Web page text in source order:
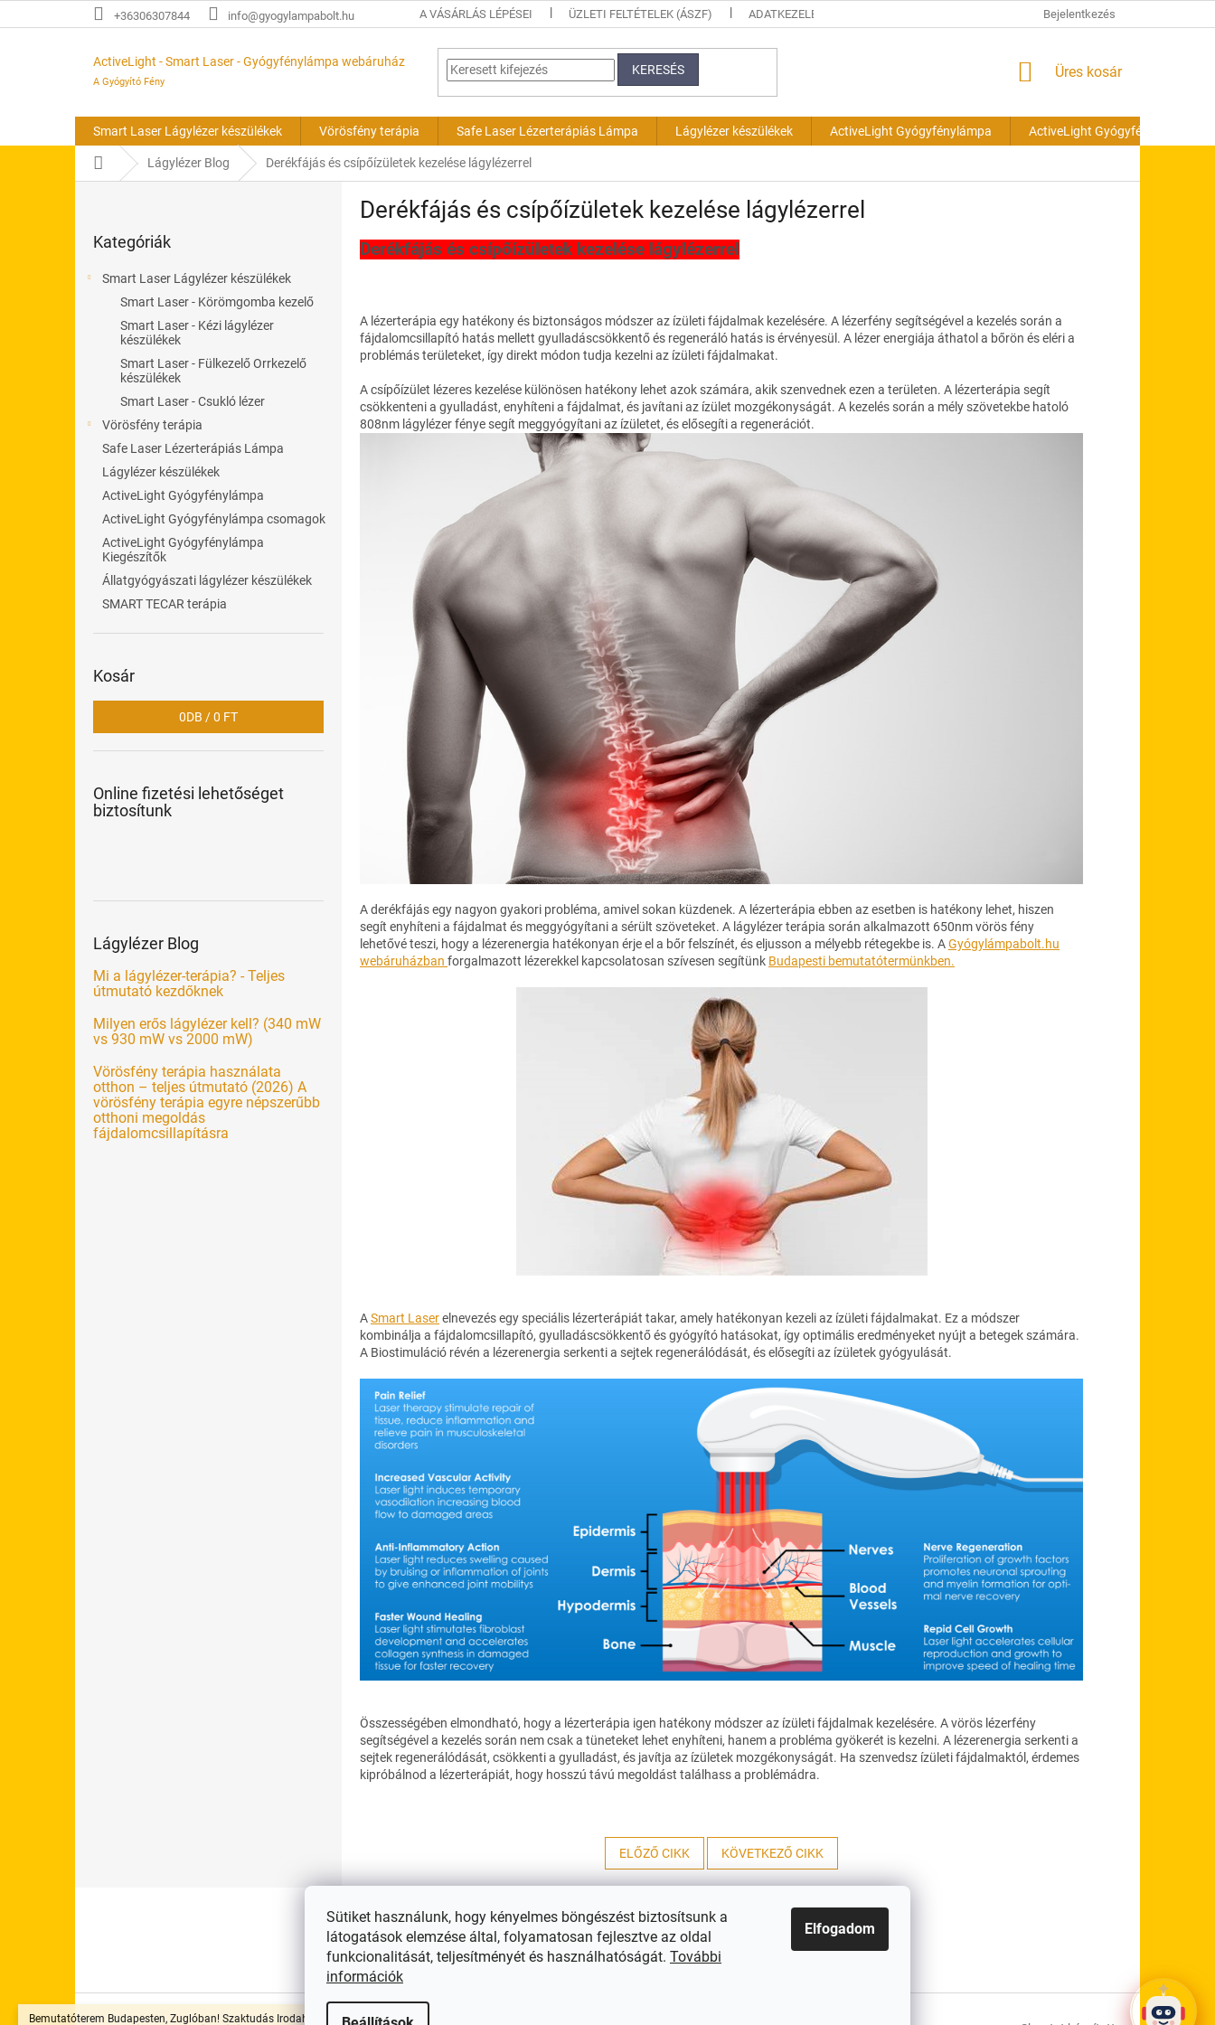
Sütiket használunk, hogy kényelmes böngészést biztosítsunk a
látogatások elemzése által, folyamatosan fejlesztve az oldal
funkcionalitását, teljesítményét és használhatóságát. További
információk
Elfogadom
a
Bemutatóterem Budapesten, Zuglóban! Szaktudás Irodaház Terápia és
+36306307844 info@gyogylampabolt.hu A VÁSÁRLÁS LÉPÉSEI ÜZLETI FELTÉTELEK (ÁSZF) ADATKEZELÉSI TÁJÉKOZTATÓ Bejelentkezés
ActiveLight - Smart Laser - Gyógyfénylámpa webáruház
A Gyógyító Fény
KERESÉS KOSÁR
Üres kosár
Smart Laser Lágylézer készülékek Vörösfény terápia Safe Laser Lézerterápiás Lámpa Lágylézer készülékek ActiveLight Gyógyfénylámpa ActiveLight Gyógyfénylámpa
KezdőlapLágylézer Blog Derékfájás és csípőízületek kezelése lágylézerrel
átugrása
Kategóriák
Smart Laser Lágylézer készülékek
Smart Laser - Körömgomba kezelő
Smart Laser - Kézi lágylézer
készülékek
Smart Laser - Fülkezelő Orrkezelő
készülékek
Smart Laser - Csukló lézer
Vörösfény terápia
Safe Laser Lézerterápiás Lámpa
Lágylézer készülékek
ActiveLight Gyógyfénylámpa
ActiveLight Gyógyfénylámpa csomagok
ActiveLight Gyógyfénylámpa
Kiegészítők
Állatgyógyászati lágylézer készülékek
SMART TECAR terápia
Kosár
0DB /0 FT
Online fizetési lehetőséget
biztosítunk
Lágylézer Blog
Mi a lágylézer-terápia? - Teljes
útmutató kezdőknek
Milyen erős lágylézer kell? (340 mW
vs 930 mW vs 2000 mW)
Vörösfény terápia használata
otthon – teljes útmutató (2026) A
vörösfény terápia egyre népszerűbb
otthoni megoldás
fájdalomcsillapításra
Derékfájás és csípőízületek kezelése lágylézerrel
Derékfájás és csípőízületek kezelése lágylézerrel
A lézerterápia egy hatékony és biztonságos módszer az ízületi fájdalmak kezelésére. A lézerfény segítségével a kezelés során a
fájdalomcsillapító hatás mellett gyulladáscsökkentő és regeneráló hatás is érvényesül. A lézer energiája áthatol a bőrön és eléri a
problémás területeket, így direkt módon tudja kezelni az ízületi fájdalmakat.
A csípőízület lézeres kezelése különösen hatékony lehet azok számára, akik szenvednek ezen a területen. A lézerterápia segít
csökkenteni a gyulladást, enyhíteni a fájdalmat, és javítani az ízület mozgékonyságát. A kezelés során a mély szövetekbe hatoló
808nm lágylézer fénye segít meggyógyítani az ízületet, és elősegíti a regenerációt.
A derékfájás egy nagyon gyakori probléma, amivel sokan küzdenek. A lézerterápia ebben az esetben is hatékony lehet, hiszen
segít enyhíteni a fájdalmat és meggyógyítani a sérült szöveteket. A lágylézer terápia során alkalmazott 650nm vörös fény
lehetővé teszi, hogy a lézerenergia hatékonyan érje el a bőr felszínét, és eljusson a mélyebb rétegekbe is. AGyógylámpabolt.hu
webáruházban forgalmazott lézerekkel kapcsolatosan szívesen segítünk Budapesti bemutatótermünkben.
ASmart Laserelnevezés egy speciális lézerterápiát takar, amely hatékonyan kezeli az ízületi fájdalmakat. Ez a módszer
kombinálja a fájdalomcsillapító, gyulladáscsökkentő és gyógyító hatásokat, így optimális eredményeket nyújt a betegek számára.
A Biostimuláció révén a lézerenergia serkenti a sejtek regenerálódását, és elősegíti az ízületek gyógyulását.
Összességében elmondható, hogy a lézerterápia igen hatékony módszer az ízületi fájdalmak kezelésére. A vörös lézerfény
segítségével a kezelés során nem csak a tüneteket lehet enyhíteni, hanem a probléma gyökerét is kezelni. A lézerenergia serkenti a
sejtek regenerálódását, csökkenti a gyulladást, és javítja az ízületek mozgékonyságát. Ha szenvedsz ízületi fájdalmaktól, érdemes
kipróbálnod a lézerterápiát, hogy hosszú távú megoldást találhass a problémádra.
ELŐZŐ CIKK KÖVETKEZŐ CIKK
Visszaküldési és visszatérítési tájékoztató Szállítási feltételek Üzleti Feltételek Á.SZ.F.